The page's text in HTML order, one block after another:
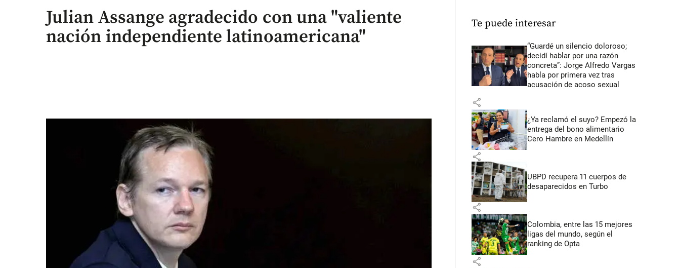
Julian Assange agradecido con una "valiente
nación independiente latinoamericana"
Te puede interesar
“Guardé un silencio doloroso;
decidí hablar por una razón
concreta”: Jorge Alfredo Vargas
habla por primera vez tras
acusación de acoso sexual
share
¿Ya reclamó el suyo? Empezó la
entrega del bono alimentario
Cero Hambre en Medellín
share
UBPD recupera 11 cuerpos de
desaparecidos en Turbo
share
Colombia, entre las 15 mejores
ligas del mundo, según el
ranking de Opta
share